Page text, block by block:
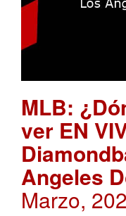
MLB:
ver EN
Angeles
Marzo,